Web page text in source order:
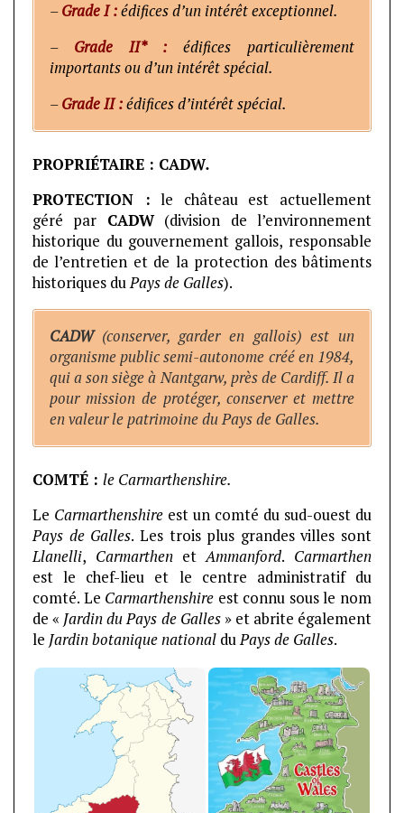
–Grade I :édifices d’un intérêt exceptionnel.
– Grade II* : édifices particulièrement
importants ou d’un intérêt spécial.
–Grade II :édifices d’intérêt spécial.
PROPRIÉTAIRE : CADW.
PROTECTION : le château est actuellement
géré par CADW(division de l’environnement
historique du gouvernement gallois, responsable
de l’entretien et de la protection des bâtiments
historiques duPays de Galles).
CADW(conserver, garder en gallois) est un
organisme public semi-autonome créé en 1984,
qui a son siège à Nantgarw, près de Cardiff. Il a
pour mission de protéger, conserver et mettre
en valeur le patrimoine du Pays de Galles.
COMTÉ :le Carmarthenshire.
Le Carmarthenshire est un comté du sud-ouest du
Pays de Galles. Les trois plus grandes villes sont
Llanelli, CarmarthenetAmmanford. Carmarthen
est le chef-lieu et le centre administratif du
comté. Le Carmarthenshire est connu sous le nom
de « Jardin du Pays de Galles» et abrite également
le Jardin botanique national duPays de Galles.